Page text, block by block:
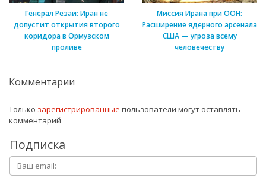
Генерал Резаи: Иран не
допустит открытия второго
коридора в Ормузском
проливе
Миссия Ирана при ООН:
Расширение ядерного арсенала
США — угроза всему
человечеству
Комментарии
Только зарегистрированные пользователи могут оставлять
комментарий
Подписка